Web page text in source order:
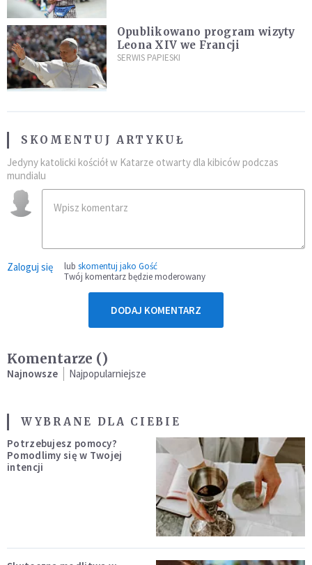
Opublikowano program wizyty
Leona XIV we Francji
SERWIS PAPIESKI
SKOMENTUJ ARTYKUŁ
Jedyny katolicki kościół w Katarze otwarty dla kibiców podczas
mundialu
Zaloguj się lub skomentuj jako Gość
Twój komentarz będzie moderowany
DODAJ KOMENTARZ
Komentarze ()
Najnowsze Najpopularniejsze
WYBRANE DLA CIEBIE
Potrzebujesz pomocy?
Pomodlimy się w Twojej
intencji